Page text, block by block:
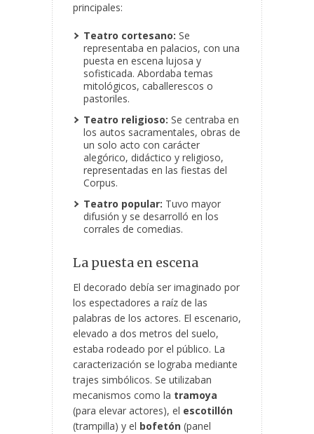
principales:
Teatro cortesano: Se
representaba en palacios, con una
puesta en escena lujosa y
sofisticada. Abordaba temas
mitológicos, caballerescos o
pastoriles.
Teatro religioso: Se centraba en
los autos sacramentales, obras de
un solo acto con carácter
alegórico, didáctico y religioso,
representadas en las fiestas del
Corpus.
Teatro popular: Tuvo mayor
difusión y se desarrolló en los
corrales de comedias.
La puesta en escena
El decorado debía ser imaginado por
los espectadores a raíz de las
palabras de los actores. El escenario,
elevado a dos metros del suelo,
estaba rodeado por el público. La
caracterización se lograba mediante
trajes simbólicos. Se utilizaban
mecanismos como la tramoya
(para elevar actores), el escotillón
(trampilla) y el bofetón (panel